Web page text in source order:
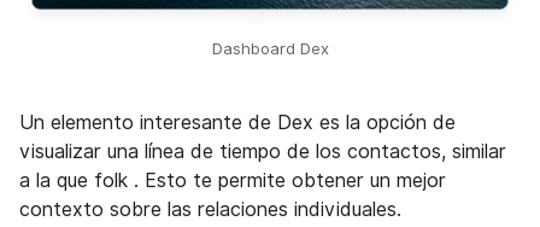
Dashboard Dex
Un elemento interesante de Dex es la opción de
visualizar una línea de tiempo de los contactos, similar
a la que folk . Esto te permite obtener un mejor
contexto sobre las relaciones individuales.